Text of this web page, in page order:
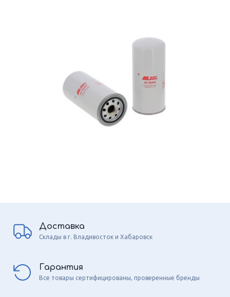
Доставка
Склады в г. Владивосток и Хабаровск
Гарантия
Все товары сертифицированы, проверенные бренды